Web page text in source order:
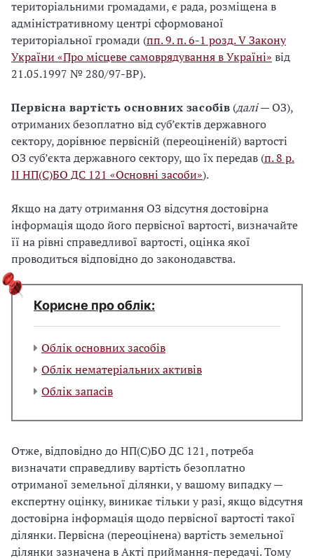
територіальними громадами, є рада, розміщена в
адміністративному центрі сформованої
територіальної громади (пп. 9. п. 6‑1 розд. V Закону
України «Про місцеве самоврядування в Україні» від
21.05.1997 № 280/97-ВР).
Первісна вартість основних засобів (далі— ОЗ),
отриманих безоплатно від суб’єктів державного
сектору, дорівнює первісній (переоціненій) вартості
ОЗ суб’єкта державного сектору, що їх передав (п. 8 р.
ІІ НП(С)БО ДС 121 «Основні засоби»).
Якщо на дату отримання ОЗ відсутня достовірна
інформація щодо його первісної вартості, визначайте
її на рівні справедливої вартості, оцінка якої
проводиться відповідно до законодавства.
Корисне про облік:
Облік основних засобів
Облік нематеріальних активів
Облік запасів
Отже, відповідно до НП(С)БО ДС 121, потреба
визначати справедливу вартість безоплатно
отриманої земельної ділянки, у вашому випадку —
експертну оцінку, виникає тільки у разі, якщо відсутня
достовірна інформація щодо первісної вартості такої
ділянки. Первісна (переоцінена) вартість земельної
ділянки зазначена в Акті приймання-передачі. Тому